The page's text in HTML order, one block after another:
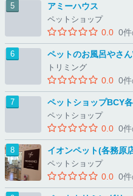
アミーハウス
ペットショップ
0.0 0件
ペットのお風呂やさ
トリミング
0.0 0件
ペットショップBCY
ペットショップ
0.0 0件
イオンペット(各務原
ペットショップ
0.0 0件